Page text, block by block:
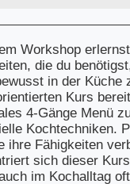
Workshop
die du
in der Küche
Kurs
4-Gänge Menü
Kochtechniken.
ihre Fähigkeiten
sich dieser
im Kochalltag